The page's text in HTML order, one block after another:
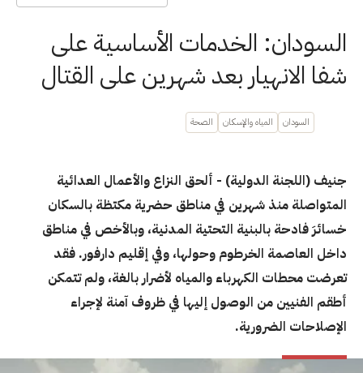
السودان: الخدمات الأساسية على
شفا الانهيار بعد شهرين على القتال
السودان المياه والإسكان الصحة
جنيف (اللجنة الدولية) - ألحق النزاع والأعمال العدائية
المتواصلة منذ شهرين في مناطق حضرية مكتظة بالسكان
خسائرَ فادحة بالبنية التحتية المدنية، وبالأخص في مناطق
داخل العاصمة الخرطوم وحولها، وفي إقليم دارفور. فقد
تعرضت محطات الكهرباء والمياه لأضرار بالغة، ولم تتمكن
أطقم الفنيين من الوصول إليها في ظروف آمنة لإجراء
الإصلاحات الضرورية.